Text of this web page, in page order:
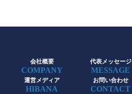
会社概要
COMPANY
代表メッセージ
MESSAGE
運営メディア
HIBANA
お問い合わせ
CONTACT